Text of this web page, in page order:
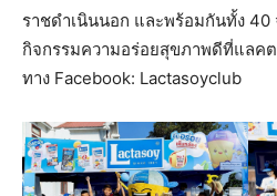
ราชดำเนินนอก และพร้อมกันทั้ง
กิจกรรมความอร่อยสุขภาพดีที่แลค
ทาง Facebook: Lactasoyclub